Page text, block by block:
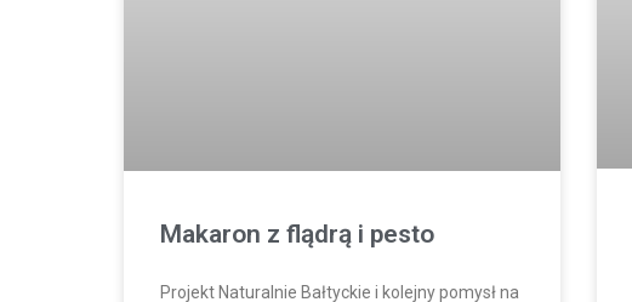
Makaron z flądrą i pesto
Projekt Naturalnie Bałtyckie i kolejny pomysł na